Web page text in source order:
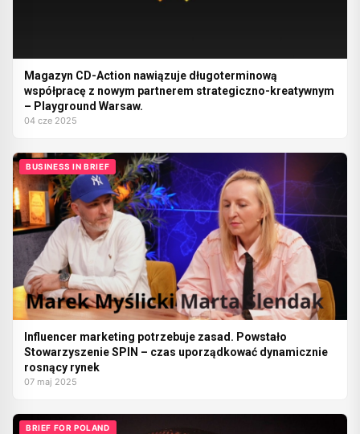
Magazyn CD-Action nawiązuje długoterminową
współpracę z nowym partnerem strategiczno-kreatywnym
– Playground Warsaw.
04 cze 2025
BUSINESS IN BRIEF
Influencer marketing potrzebuje zasad. Powstało
Stowarzyszenie SPIN – czas uporządkować dynamicznie
rosnący rynek
07 maj 2025
BRIEF FOR POLAND